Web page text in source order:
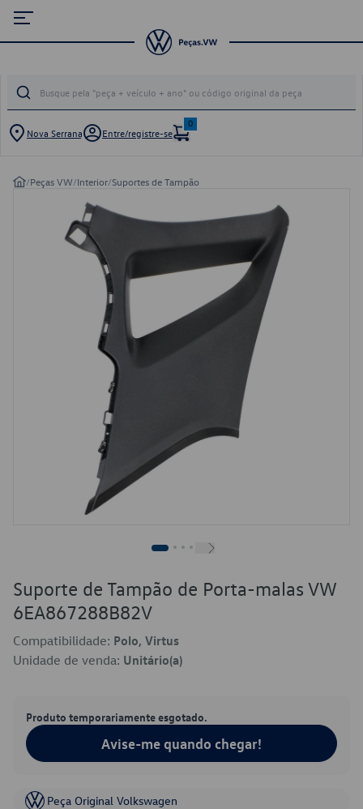
Nova Serrana Entre/registre-se
0
/Peças VW/Interior/Suportes de Tampão
Suporte de Tampão de Porta-malas VW
6EA867288B82V
Compatibilidade: Polo, Virtus
Unidade de venda: Unitário(a)
Produto temporariamente esgotado.
Avise-me quando chegar!
Peça Original Volkswagen